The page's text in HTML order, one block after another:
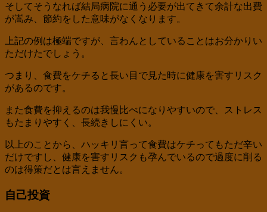
そしてそうなれば結局病院に通う必要が出てきて余計な出費
が嵩み、節約をした意味がなくなります。
上記の例は極端ですが、言わんとしていることはお分かりい
ただけたでしょう。
つまり、食費をケチると長い目で見た時に健康を害すリスク
があるのです。
また食費を抑えるのは我慢比べになりやすいので、ストレス
もたまりやすく、長続きしにくい。
以上のことから、ハッキリ言って食費はケチってもただ辛い
だけですし、健康を害すリスクも孕んでいるので過度に削る
のは得策だとは言えません。
自己投資